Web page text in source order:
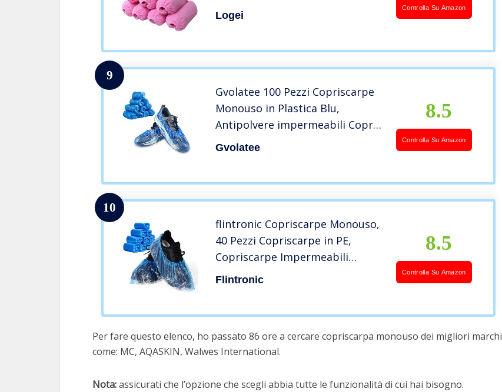
Logei
Controlla Su Amazon
9
Gvolatee 100 Pezzi Copriscarpe
Monouso in Plastica Blu,
Antipolvere impermeabili Copri
Scarpe da Casa Usa e Getta,
Gvolatee
8.5
Controlla Su Amazon
10
flintronic Copriscarpe Monouso,
40 Pezzi Copriscarpe in PE,
Copriscarpe Impermeabili
Antiscivolo per Interni, Esterni-
Flintronic
8.5
Controlla Su Amazon
Per fare questo elenco, ho passato 86 ore a cercare copriscarpa monouso dei migliori marchi
come: MC, AQASKIN, Walwes International.
Nota:assicurati che l’opzione che scegli abbia tutte le funzionalità di cui hai bisogno.